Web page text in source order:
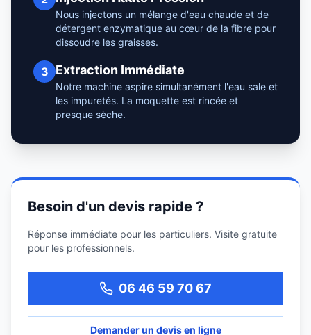
Nous injectons un mélange d'eau chaude et de
détergent enzymatique au cœur de la fibre pour
dissoudre les graisses.
3 Extraction Immédiate
Notre machine aspire simultanément l'eau sale et
les impuretés. La moquette est rincée et
presque sèche.
Besoin d'un devis rapide ?
Réponse immédiate pour les particuliers. Visite gratuite
pour les professionnels.
06 46 59 70 67
Demander un devis en ligne